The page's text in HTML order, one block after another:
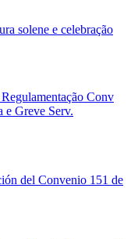
solene e celebração
Conv
e Greve Serv.
del Convenio 151 de